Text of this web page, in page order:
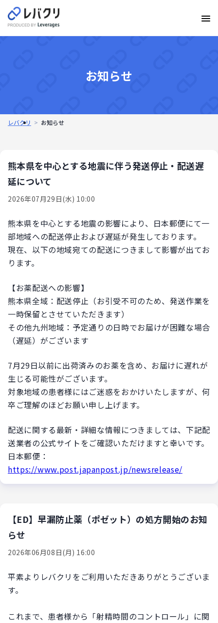
お知らせ
レバクリ お知らせ
熊本県を中心とする地震に伴う発送停止・配送遅
延について
2026年07月29日(水) 10:00
熊本県を中心とする地震の影響により、日本郵便にて一
部地域への配送停止および遅延が発生しております。
現在、以下の地域宛ての配送につきまして影響が出てお
ります。
【お薬配送への影響】
熊本県全域：配送停止（お引受不可のため、発送作業を
一時保留とさせていただきます）
その他九州地域：予定通りの日時でお届けが困難な場合
（遅延）がございます
7月29日以前に出荷済みのお薬を含め、お届けに遅れが
生じる可能性がございます。
対象地域の患者様にはご迷惑をおかけいたしますが、何
卒ご理解のほどお願い申し上げます。
配送に関する最新・詳細な情報につきましては、下記配
送業者の公式サイトをご確認いただけますと幸いです。
日本郵便：
https://www.post.japanpost.jp/newsrelease/
【ED】早漏防止薬（ポゼット）の処方開始のお知
らせ
2026年06月08日(月) 16:00
平素よりレバクリをご利用いただきありがとうございま
す。
これまで、患者様から「射精時間のコントロール」に関